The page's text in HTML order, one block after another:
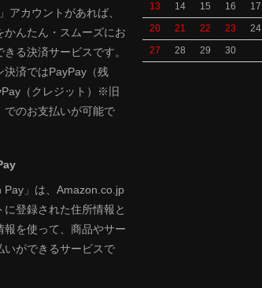
アカウントがあれば、
かんたん・スムーズにお
る決済サービスです。
決済ではPayPay（残
（クレジット）※旧
のお支払いが可能で
Pay」は、Amazon.co.jp
に登録された住所情報と
報を使って、商品やサー
いができるサービスで
13
14 15 16 17
20
21 22 23 24
27
28 29 30